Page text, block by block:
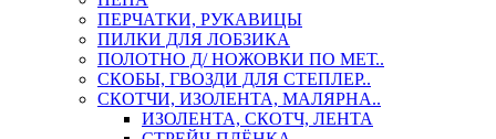
ПЕРЧАТКИ, РУКАВИЦЫ
ПИЛКИ ДЛЯ ЛОБЗИКА
ПОЛОТНО Д/ НОЖОВКИ ПО МЕТ..
СКОБЫ, ГВОЗДИ ДЛЯ СТЕПЛЕР..
СКОТЧИ, ИЗОЛЕНТА, МАЛЯРНА..
ИЗОЛЕНТА, СКОТЧ, ЛЕНТА